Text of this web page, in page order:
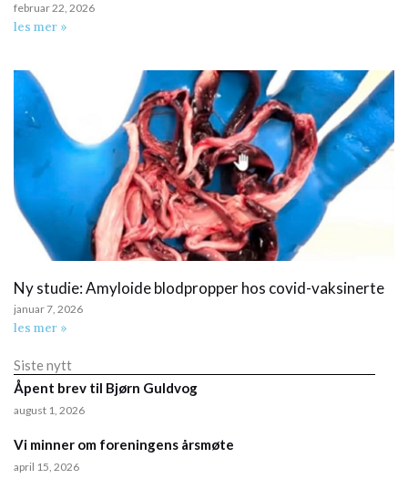
Siste nytt
Åpent brev til Bjørn Guldvog
august 1, 2026
Vi minner om foreningens årsmøte
april 15, 2026
februar 22, 2026
les mer »
Ny studie: Amyloide blodpropper hos covid-vaksinerte
januar 7, 2026
les mer »